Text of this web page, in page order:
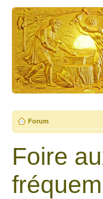
Forum
Foire